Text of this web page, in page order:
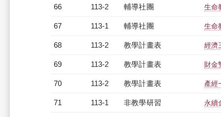
66 113-2 輔導社團 生命
67 113-1 輔導社團 生命
68 113-2 教學計畫表 經濟
69 113-2 教學計畫表 財金
70 113-2 教學計畫表 產經
71 113-1 非教學研習 永續